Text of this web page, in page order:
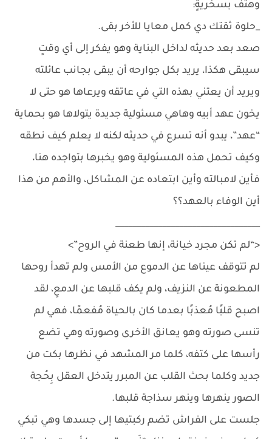
وهتف بسخريةٍ:
_حلوة ثقتك دي كمل معايا للأخر بقى.
صعد بعد حديثه لداخل البناية وهو يفكر إلى أي وقتٍ
سيبقى هكذا، يريد بكل جوارحه أن يبقى بجانب عائلته
ويريد أن يعتني بهذه التي في عاتقه ويرعاها هو حتى لا
يخون عهد أبيه وهاهي مسئولية جديدة يتولاها هو بحماية
“عهد”، يبدو أنه تسرع في حديثه لكنه لا يعلم كيف نطقه
وكيف تحمل هذه المسئولية وهو يخبرها بتواجده هنا،
فأين لامبالته وأين ابتعاده عن المشاكل، والأهم من هذا
أين الوفاء بالعهد؟؟
__________________________________
<“لم تكن مجرد خيانة، إنها طعنة في الروح”>
لم تتوقف عيناها عن الدموع من الأمس ولم تهدأ روحها
المطعونة عن النزيف، ولم يكف قلبها عن الدمعِ، لقد
اصبح قلبًا مُعذبًا بعدما كان بالحياة مُفعمًا، فهي لم
تنسى صورته وهو يعانق الأخرى وصورته وهي تضع
رأسها على كتفه، كلما مر المشهد في نظرها بكت من
جديد وكلما بحث القلب عن المبرر يتدخل العقل بِحُجة
الصور ينهرها وينهر سذاجة قلبها.
جلست على الفراش تضم ركبتيها إلى جسدها وهي تبكي